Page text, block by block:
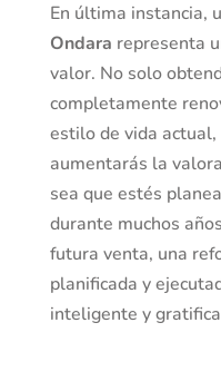
En última instancia,
Ondara representa
valor. No solo
completamente
estilo de vida
aumentarás la
sea que estés
durante muchos
futura venta, una
planificada y
inteligente y